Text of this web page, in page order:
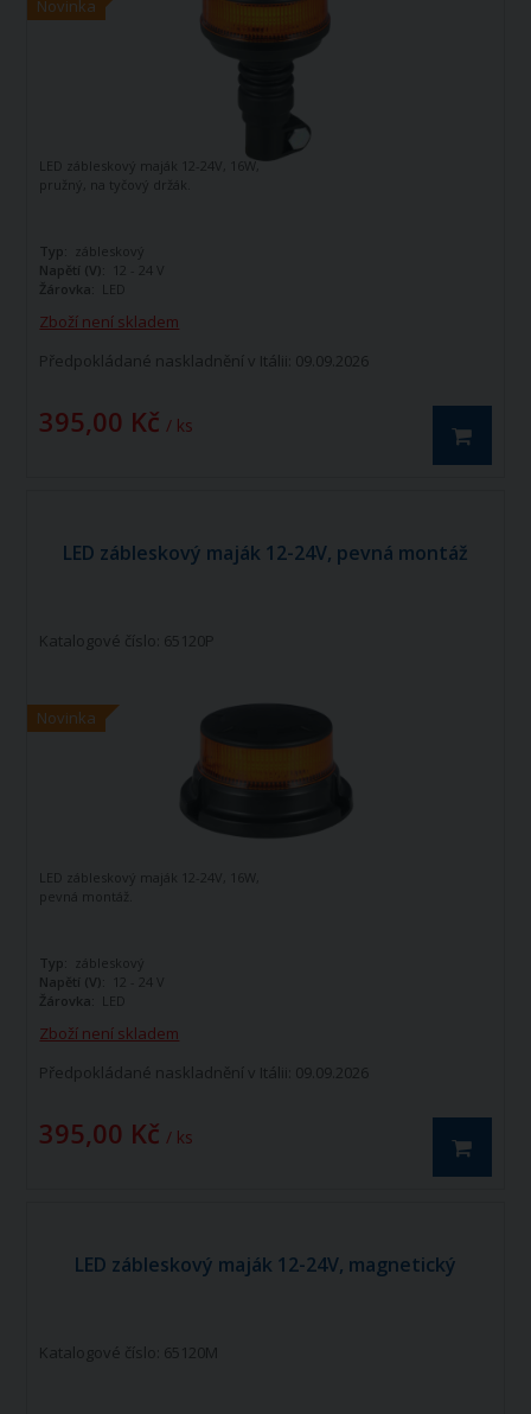
Novinka
Zboží není skladem
Předpokládané naskladnění v Itálii: 09.09.2026
395,00 Kč / ks
LED zábleskový maják 12-24V, 16W,
pružný, na tyčový držák.
Typ: zábleskový
Napětí (V):
12 - 24 V
Žárovka: LED
LED zábleskový maják 12-24V, pevná montáž
Novinka
Katalogové číslo: 65120P
Zboží není skladem
Předpokládané naskladnění v Itálii: 09.09.2026
395,00 Kč / ks
LED zábleskový maják 12-24V, 16W,
pevná montáž.
Typ: zábleskový
Napětí (V):
12 - 24 V
Žárovka: LED
LED zábleskový maják 12-24V, magnetický
Katalogové číslo: 65120M